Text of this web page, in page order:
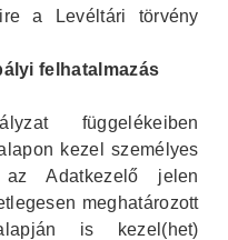
a Levéltári törvény
felhatalmazás
függelékeiben
kezel személyes
Adatkezelő jelen
meghatározott
is kezel(het)